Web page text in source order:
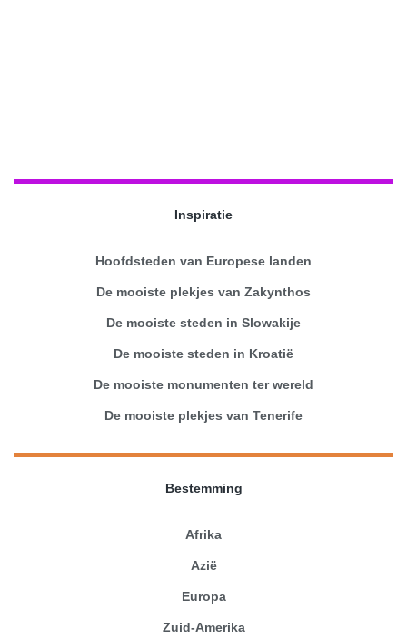
Inspiratie
Hoofdsteden van Europese landen
De mooiste plekjes van Zakynthos
De mooiste steden in Slowakije
De mooiste steden in Kroatië
De mooiste monumenten ter wereld
De mooiste plekjes van Tenerife
Bestemming
Afrika
Azië
Europa
Zuid-Amerika